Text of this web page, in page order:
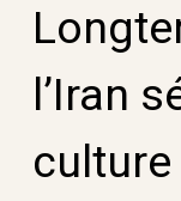
l’Iran
culture